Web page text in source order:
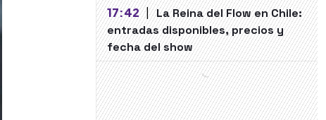
17:42 | La Reina del Flow en Chile:
entradas disponibles, precios y
fecha del show